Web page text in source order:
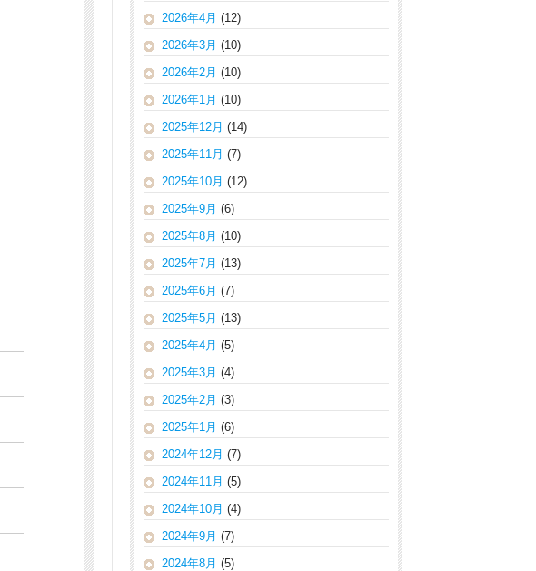
2026年4月 (12)
2026年3月 (10)
2026年2月 (10)
2026年1月 (10)
2025年12月 (14)
2025年11月 (7)
2025年10月 (12)
2025年9月 (6)
2025年8月 (10)
2025年7月 (13)
2025年6月 (7)
2025年5月 (13)
2025年4月 (5)
2025年3月 (4)
2025年2月 (3)
2025年1月 (6)
2024年12月 (7)
2024年11月 (5)
2024年10月 (4)
2024年9月 (7)
2024年8月 (5)